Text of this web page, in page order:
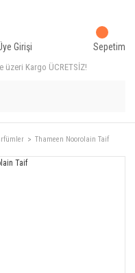
üzeri Kargo ÜCRETSİZ!
Girişi Sepetim
Thameen Noorolain Taif